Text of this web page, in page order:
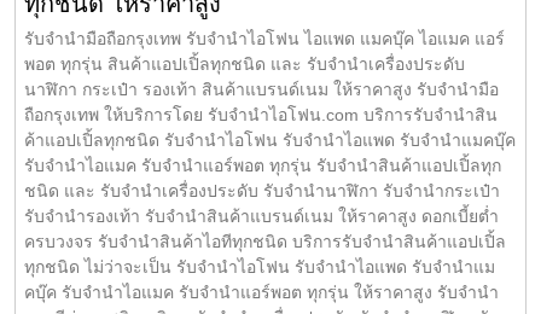
รับจำนำมือถือกรุงเทพ รับจำนำไอโฟน ไอแพด แมคบุ๊ค ไอแมค แอร์
พอต ทุกรุ่น สินค้าแอปเปิ้ลทุกชนิด และ รับจำนำเครื่องประดับ
นาฬิกา กระเป๋า รองเท้า สินค้าแบรนด์เนม ให้ราคาสูง รับจำนำมือ
ถือกรุงเทพ ให้บริการโดย รับจํานําไอโฟน.com บริการรับจำนำสิน
ค้าแอปเปิ้ลทุกชนิด รับจำนำไอโฟน รับจำนำไอแพด รับจำนำแมคบุ๊ค
รับจำนำไอแมค รับจำนำแอร์พอต ทุกรุ่น รับจำนำสินค้าแอปเปิ้ลทุก
ชนิด และ รับจำนำเครื่องประดับ รับจำนำนาฬิกา รับจำนำกระเป๋า
รับจำนำรองเท้า รับจำนำสินค้าแบรนด์เนม ให้ราคาสูง ดอกเบี้ยต่ำ
ครบวงจร รับจำนำสินค้าไอทีทุกชนิด บริการรับจำนำสินค้าแอปเปิ้ล
ทุกชนิด ไม่ว่าจะเป็น รับจำนำไอโฟน รับจำนำไอแพด รับจำนำแม
คบุ๊ค รับจำนำไอแมค รับจำนำแอร์พอต ทุกรุ่น ให้ราคาสูง รับจำนำ